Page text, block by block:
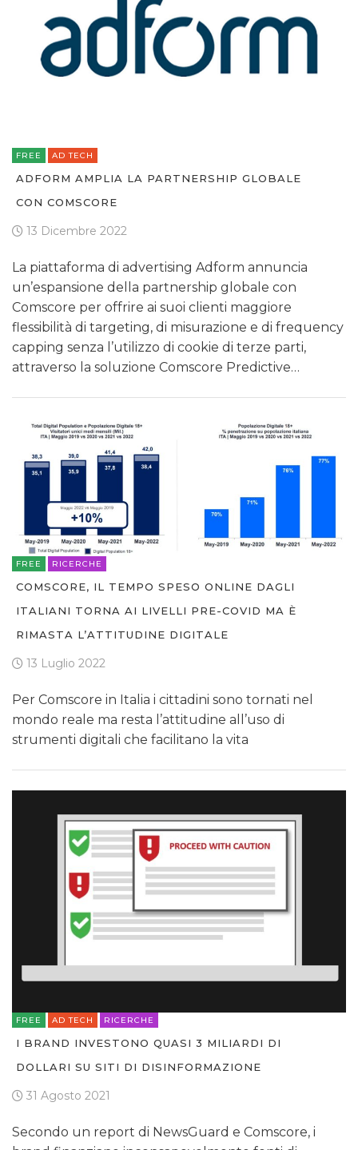
FREE AD TECH
ADFORM AMPLIA LA PARTNERSHIP GLOBALE
CON COMSCORE
13 Dicembre 2022
La piattaforma di advertising Adform annuncia
un’espansione della partnership globale con
Comscore per offrire ai suoi clienti maggiore
flessibilità di targeting, di misurazione e di frequency
capping senza l’utilizzo di cookie di terze parti,
attraverso la soluzione Comscore Predictive…
FREE RICERCHE
COMSCORE, IL TEMPO SPESO ONLINE DAGLI
ITALIANI TORNA AI LIVELLI PRE-COVID MA È
RIMASTA L’ATTITUDINE DIGITALE
13 Luglio 2022
Per Comscore in Italia i cittadini sono tornati nel
mondo reale ma resta l’attitudine all’uso di
strumenti digitali che facilitano la vita
FREE AD TECH RICERCHE
I BRAND INVESTONO QUASI 3 MILIARDI DI
DOLLARI SU SITI DI DISINFORMAZIONE
31 Agosto 2021
Secondo un report di NewsGuard e Comscore, i